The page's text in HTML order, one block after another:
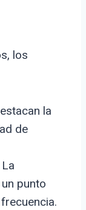
los
la
de
La
punto